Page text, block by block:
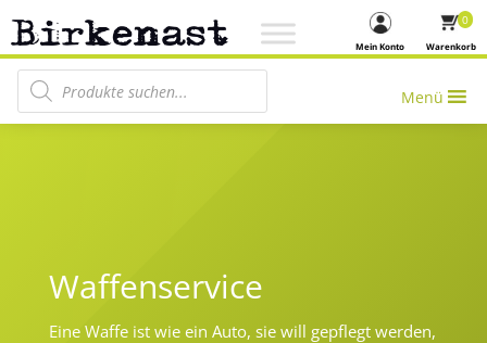
Warenkorb
0
Mein Konto
Products search
Menü
Waffenservice
Eine Waffe ist wie ein Auto, sie will gepflegt werden,